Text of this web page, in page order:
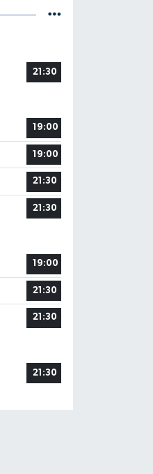
21:30
19:00
19:00
21:30
21:30
19:00
21:30
21:30
21:30